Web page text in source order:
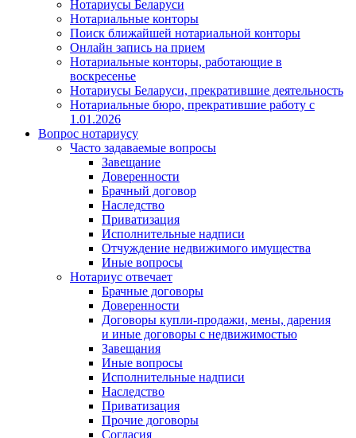
Нотариусы Беларуси
Нотариальные конторы
Поиск ближайшей нотариальной конторы
Онлайн запись на прием
Нотариальные конторы, работающие в
воскресенье
Нотариусы Беларуси, прекратившие деятельность
Нотариальные бюро, прекратившие работу с
1.01.2026
Вопрос нотариусу
Часто задаваемые вопросы
Завещание
Доверенности
Брачный договор
Наследство
Приватизация
Исполнительные надписи
Отчуждение недвижимого имущества
Иные вопросы
Нотариус отвечает
Брачные договоры
Доверенности
Договоры купли-продажи, мены, дарения
и иные договоры с недвижимостью
Завещания
Иные вопросы
Исполнительные надписи
Наследство
Приватизация
Прочие договоры
Согласия